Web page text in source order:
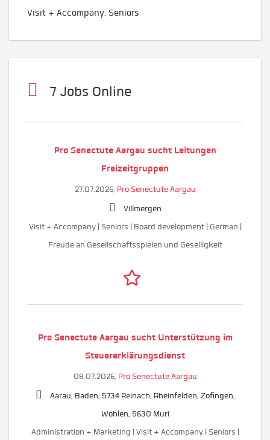
Visit + Accompany, Seniors
7 Jobs Online
Pro Senectute Aargau sucht Leitungen
Freizeitgruppen
27.07.2026, Pro Senectute Aargau
Villmergen
Visit + Accompany | Seniors | Board development | German |
Freude an Gesellschaftsspielen und Geselligkeit
Pro Senectute Aargau sucht Unterstützung im
Steuererklärungsdienst
08.07.2026, Pro Senectute Aargau
Aarau, Baden, 5734 Reinach, Rheinfelden, Zofingen,
Wohlen, 5630 Muri
Administration + Marketing | Visit + Accompany | Seniors |